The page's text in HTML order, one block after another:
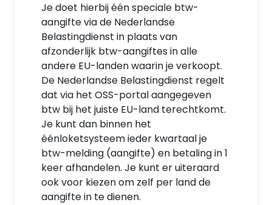
Je doet hierbij één speciale btw-
aangifte via de Nederlandse
Belastingdienst in plaats van
afzonderlijk btw-aangiftes in alle
andere EU-landen waarin je verkoopt.
De Nederlandse Belastingdienst regelt
dat via het OSS-portal aangegeven
btw bij het juiste EU-land terechtkomt.
Je kunt dan binnen het
éénloketsysteem ieder kwartaal je
btw-melding (aangifte) en betaling in 1
keer afhandelen. Je kunt er uiteraard
ook voor kiezen om zelf per land de
aangifte in te dienen.